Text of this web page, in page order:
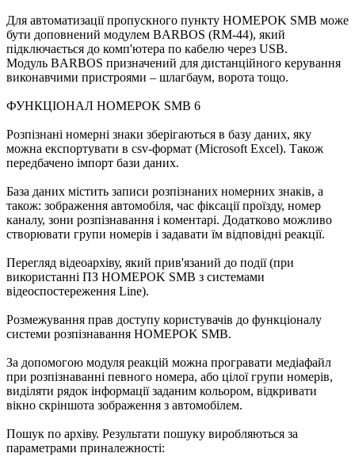
Для автоматизації пропускного пункту HOMEPOK SMB може
бути доповнений модулем BARBOS (RM-44), який
підключається до комп'ютера по кабелю через USB.
Модуль BARBOS призначений для дистанційного керування
виконавчими пристроями – шлагбаум, ворота тощо.
ФУНКЦІОНАЛ HOMEPOK SMB 6
Розпізнані номерні знаки зберігаються в базу даних, яку
можна експортувати в csv-формат (Microsoft Excel). Також
передбачено імпорт бази даних.
База даних містить записи розпізнаних номерних знаків, а
також: зображення автомобіля, час фіксації проїзду, номер
каналу, зони розпізнавання і коментарі. Додатково можливо
створювати групи номерів і задавати їм відповідні реакції.
Перегляд відеоархіву, який прив'язаний до події (при
використанні ПЗ HOMEPOK SMB з системами
відеоспостереження Line).
Розмежування прав доступу користувачів до функціоналу
системи розпізнавання HOMEPOK SMB.
За допомогою модуля реакцій можна програвати медіафайл
при розпізнаванні певного номера, або цілої групи номерів,
виділяти рядок інформації заданим кольором, відкривати
вікно скріншота зображення з автомобілем.
Пошук по архіву. Результати пошуку виробляються за
параметрами приналежності: